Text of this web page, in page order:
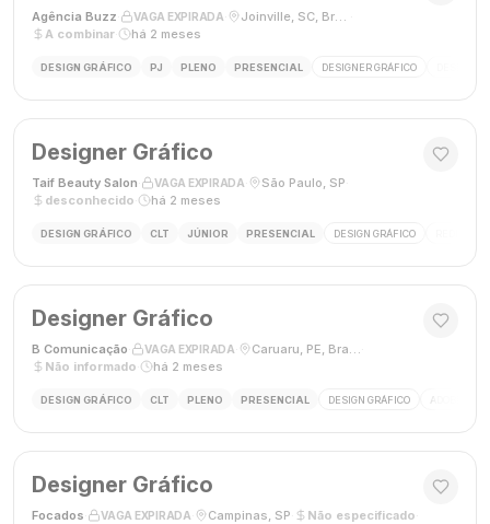
Agência Buzz VAGA EXPIRADA Joinville, SC, Brasil
A combinar
há 2 meses
DESIGN GRÁFICO PJ PLENO PRESENCIAL DESIGNER GRÁFICO
Designer Gráfico
Taif Beauty Salon VAGA EXPIRADA São Paulo, SP
desconhecido
há 2 meses
DESIGN GRÁFICO CLT JÚNIOR PRESENCIAL DESIGN GRÁFICO
Designer Gráfico
B Comunicação VAGA EXPIRADA Caruaru, PE, Brasil
Não informado
há 2 meses
DESIGN GRÁFICO CLT PLENO PRESENCIAL DESIGN GRÁFICO ADOBE
Designer Gráfico
Focados VAGA EXPIRADA Campinas, SP Não especificado